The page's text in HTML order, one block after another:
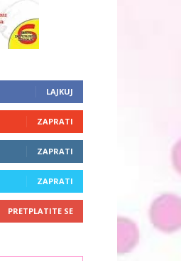
LAJKUJ
ZAPRATI
ZAPRATI
ZAPRATI
PRETPLATITE SE